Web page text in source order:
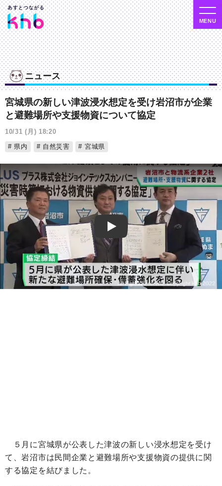
ニュース
宮城県の新しい津波浸水想定を受け岩沼市が企業
と避難場所や支援物資について協定
10/31 (月) 18:20
県内
自然災害 宮城県
Play
５月に宮城県が公表した津波の新しい浸水想定を受け
て、岩沼市は民間企業と避難場所や支援物資の提供に関
する協定を結びました。